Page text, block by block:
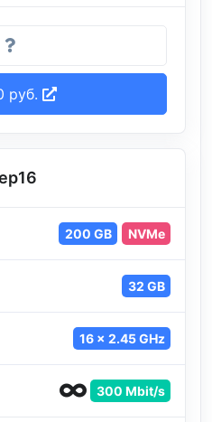
руб.
200 GB NVMe
32 GB
16 x 2.45 GHz
300 Mbit/s